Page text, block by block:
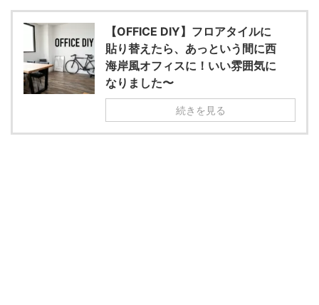
【OFFICE DIY】フロアタイルに
貼り替えたら、あっという間に西
海岸風オフィスに！いい雰囲気に
なりました〜
続きを見る